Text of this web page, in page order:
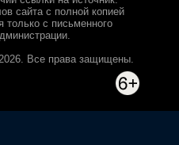
сайта с полной копией
только с письменного
Все права защищены.